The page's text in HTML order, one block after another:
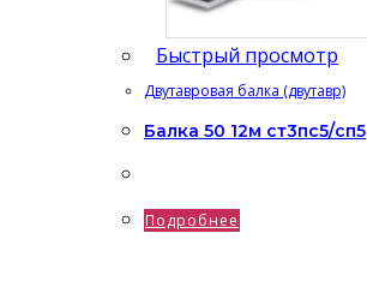
Быстрый просмотр
Двутавровая балка (двутавр)
Балка 50 12м ст3пс5/сп5
Подробнее